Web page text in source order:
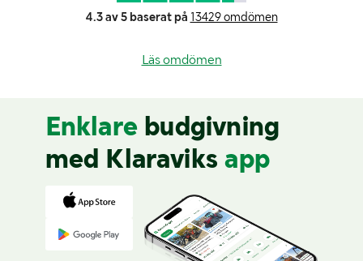
4.3 av 5 baserat på 13429 omdömen
Läs omdömen
Enklare budgivning
med Klaraviks app